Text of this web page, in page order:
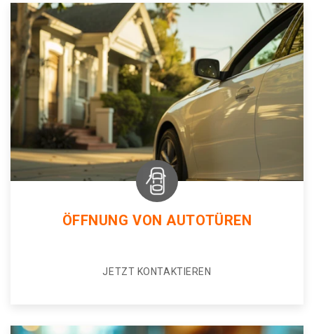
ÖFFNUNG VON AUTOTÜREN
JETZT KONTAKTIEREN